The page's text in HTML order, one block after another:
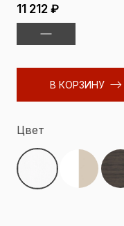
11 212 ₽
В КОРЗИНУ
Цвет